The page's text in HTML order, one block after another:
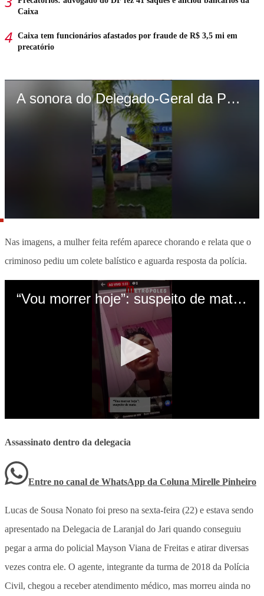
Caixa
Caixa tem funcionários afastados por fraude de R$ 3,5 mi em
precatório
Nas imagens, a mulher feita refém aparece chorando e relata que o
criminoso pediu um colete balístico e aguarda resposta da polícia.
Assassinato dentro da delegacia
Entre no canal de WhatsApp da Coluna Mirelle Pinheiro
Lucas de Sousa Nonato foi preso na sexta-feira (22) e estava sendo
apresentado na Delegacia de Laranjal do Jari quando conseguiu
pegar a arma do policial Mayson Viana de Freitas e atirar diversas
vezes contra ele. O agente, integrante da turma de 2018 da Polícia
Civil, chegou a receber atendimento médico, mas morreu ainda no